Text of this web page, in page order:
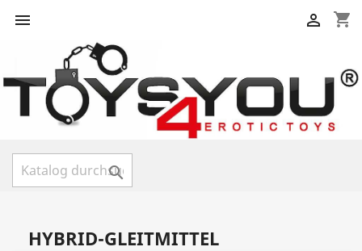
 shopping_cart


HYBRID-GLEITMITTEL